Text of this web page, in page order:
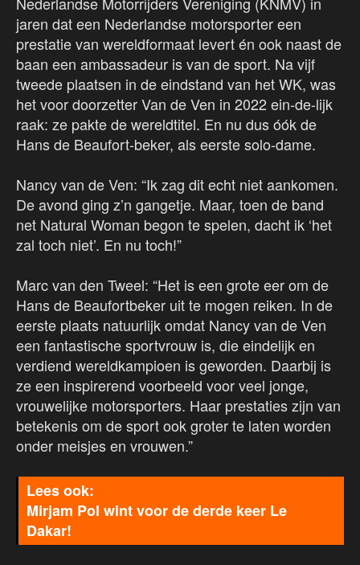
jaren dat een Nederlandse motorsporter een
prestatie van wereldformaat levert én ook naast de
baan een ambassadeur is van de sport. Na vijf
tweede plaatsen in de eindstand van het WK, was
het voor doorzetter Van de Ven in 2022 ein-de-lijk
raak: ze pakte de wereldtitel. En nu dus óók de
Hans de Beaufort-beker, als eerste solo-dame.
Nancy van de Ven: “Ik zag dit echt niet aankomen.
De avond ging z’n gangetje. Maar, toen de band
net Natural Woman begon te spelen, dacht ik ‘het
zal toch niet’. En nu toch!”
Marc van den Tweel: “Het is een grote eer om de
Hans de Beaufortbeker uit te mogen reiken. In de
eerste plaats natuurlijk omdat Nancy van de Ven
een fantastische sportvrouw is, die eindelijk en
verdiend wereldkampioen is geworden. Daarbij is
ze een inspirerend voorbeeld voor veel jonge,
vrouwelijke motorsporters. Haar prestaties zijn van
betekenis om de sport ook groter te laten worden
onder meisjes en vrouwen.”
Mirjam Pol wint voor de derde keer Le
Dakar!